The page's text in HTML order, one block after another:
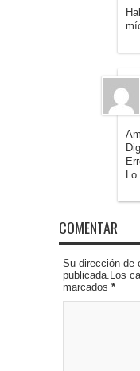
COMENTAR
Su dirección de
publicada.Los
marcados *